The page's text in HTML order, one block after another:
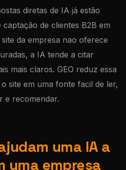
diretas de IA já estão
de clientes B2B em
da empresa nao oferece
a IA tende a citar
mais claros. GEO reduz essa
site em uma fonte facil de ler,
e recomendar.
uma IA a
uma empresa